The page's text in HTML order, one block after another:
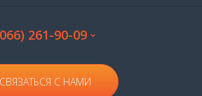
261-90-09
СВЯЗАТЬСЯ С НАМИ